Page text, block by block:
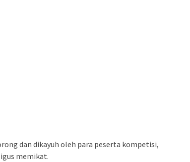
dan dikayuh oleh para peserta kompetisi,
memikat.